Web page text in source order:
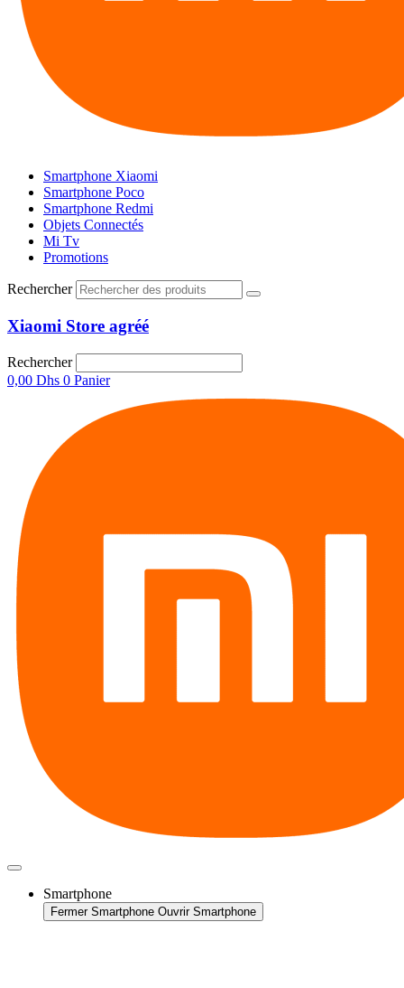
Smartphone Xiaomi
Smartphone Poco
Smartphone Redmi
Objets Connectés
Mi Tv
Promotions
Rechercher
Xiaomi Store agréé
Rechercher
0,00 Dhs 0 Panier
Smartphone
Fermer Smartphone Ouvrir Smartphone